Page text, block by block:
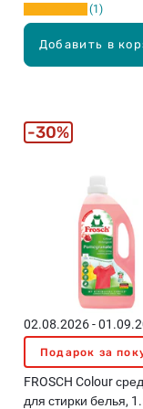
Добавить в
1
02.08.2026 -
Подарок за
FROSCH Colour
для стирки белья,
30%